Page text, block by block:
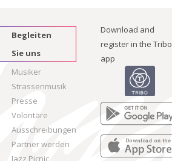
Begleiten
Sie uns
Musiker
Strassenmusik
Presse
Volontäre
Ausschreibungen
Partner werden
Jazz Picnic
Download and
register in the Tribo
app